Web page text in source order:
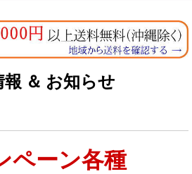
少量パック犬用
飼い用：セット＆大袋ドッグフード
報 ＆ お知らせ
ペーン各種